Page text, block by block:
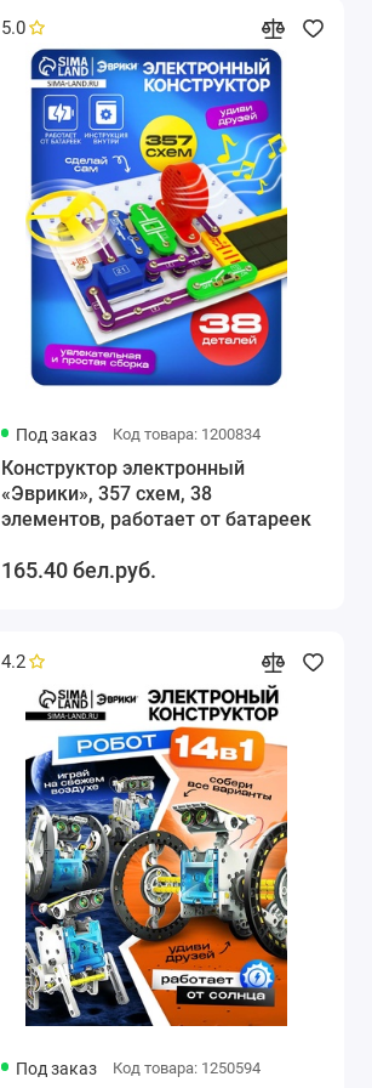
5.0
Под заказ Код товара: 1200834
Конструктор электронный
«Эврики», 357 схем, 38
элементов, работает от батареек
165.40 бел.руб.
4.2
Под заказ Код товара: 1250594